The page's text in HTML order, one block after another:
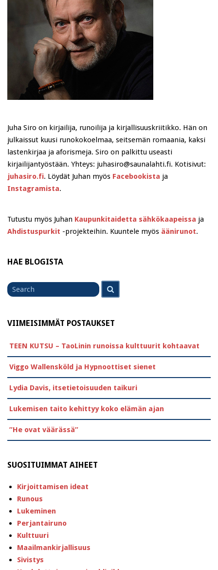
Juha Siro on kirjailija, runoilija ja kirjallisuuskriitikko. Hän on
julkaissut kuusi runokokoelmaa, seitsemän romaania, kaksi
lastenkirjaa ja aforismeja. Siro on palkittu useasti
kirjailijantyöstään. Yhteys: juhasiro@saunalahti.fi. Kotisivut:
juhasiro.fi. Löydät Juhan myös Facebookista ja
Instagramista.
Tutustu myös Juhan Kaupunkitaidetta sähkökaapeissa ja
Ahdistuspurkit -projekteihin. Kuuntele myös äänirunot.
HAE BLOGISTA
Search
for
VIIMEISIMMÄT POSTAUKSET
TEEN KUTSU – TaoLinin runoissa kulttuurit kohtaavat
Viggo Wallensköld ja Hypnoottiset sienet
Lydia Davis, itsetietoisuuden taikuri
Lukemisen taito kehittyy koko elämän ajan
”He ovat väärässä”
SUOSITUIMMAT AIHEET
Kirjoittamisen ideat
Runous
Lukeminen
Perjantairuno
Kulttuuri
Maailmankirjallisuus
Sivistys